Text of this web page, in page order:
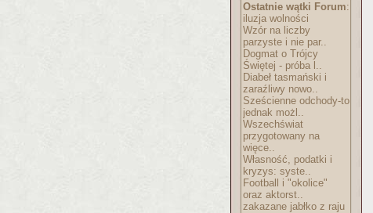
Ostatnie wątki Forum:
iluzja wolności
Wzór na liczby
parzyste i nie par..
Dogmat o Trójcy
Świętej - próba l..
Diabeł tasmański i
zaraźliwy nowo..
Sześcienne odchody-to
jednak możl..
Wszechświat
przygotowany na
więce..
Własność, podatki i
kryzys: syste..
Football i "okolice"
oraz aktorst..
zakazane jabłko z raju